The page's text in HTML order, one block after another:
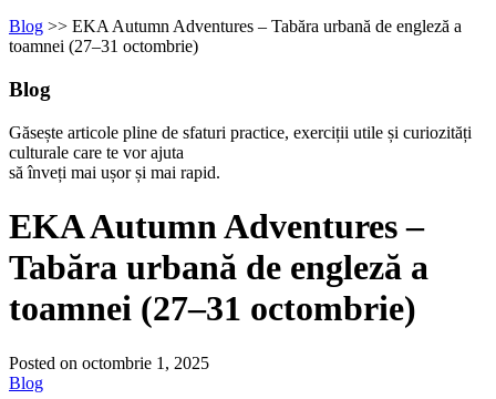
Blog >> EKA Autumn Adventures – Tabăra urbană de engleză a
toamnei (27–31 octombrie)
Blog
Găsește articole pline de sfaturi practice, exerciții utile și curiozități
culturale care te vor ajuta
să înveți mai ușor și mai rapid.
EKA Autumn Adventures –
Tabăra urbană de engleză a
toamnei (27–31 octombrie)
Posted on octombrie 1, 2025
Blog